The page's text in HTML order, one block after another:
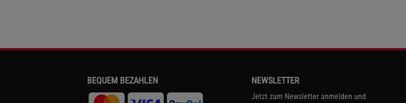
BEQUEM BEZAHLEN NEWSLETTER
Jetzt zum Newsletter anmelden und